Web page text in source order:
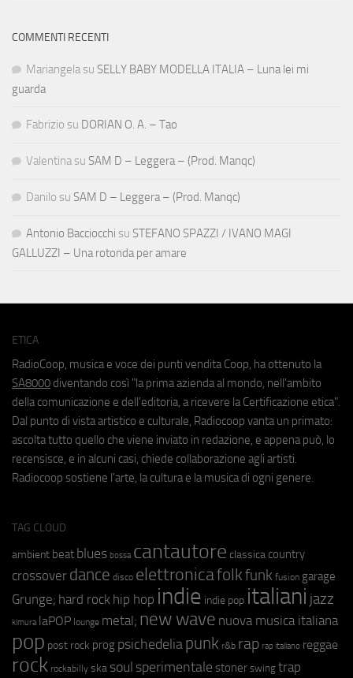
COMMENTI RECENTI
Mariangela su SELLY BABY MODELLA ITALIA – Luna lei mi
guarda
Fabrizio su DORIAN O. A. – Tao
Valentina su SAM D – Leggera – (Prod. Manqc)
Danilo su SAM D – Leggera – (Prod. Manqc)
Antonio Bacciocchi su STEFANO SPAZZI / IVANO MAGI
GALLUZZI – Una rotonda per amare
ETICA
RadioCoop, musica e voce dei punti vendita Coop, ha ottenuto la
SA8000 diventando così "la prima azienda al mondo, nell'ambito
della comunicazione e dell'editoria, a ricevere la Certificazione etica".
Dal punto di vista artistico e culturale, Radiocoop vanta un primato:
ascolta tutto quello che viene inviato in redazione, e appena può, lo
recensisce, e in alcuni casi, chiede collaborazione agli artisti.
Radiocoop sostiene l'arte, la cultura e la musica di ogni genere.
TAG CLOUD
ambient beat blues bossa cantautore classica country
crossover dance disco elettronicafolkfunk fusion garage
Grunge; hard rock hip hop indie indie pop italiani jazz
kimura laPOP lounge metal; new wave nuova musica italiana
pop post rock prog psichedeliapunk r&b rap rap italiano reggae
rock rockabilly ska soul sperimentale stoner swing trap